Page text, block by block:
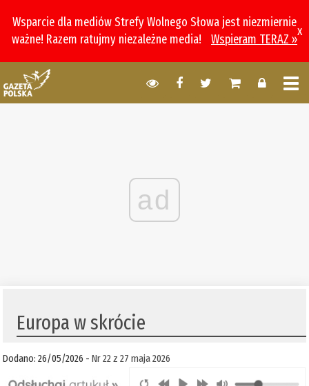
Wsparcie dla mediów Strefy Wolnego Słowa jest niezmiernie
ważne! Razem ratujmy niezależne media!
Wspieram TERAZ »
x
ad
Europa w skrócie
Dodano: 26/05/2026 -Nr 22 z 27 maja 2026